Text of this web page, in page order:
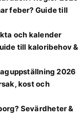
feber? Guide till
och kalender
till kaloribehov &
2026
kost och
Sevärdheter &